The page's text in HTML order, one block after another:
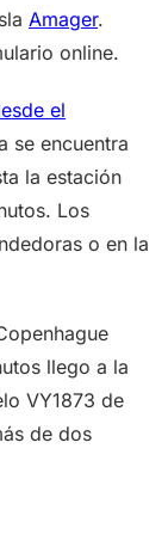
Amager.
online.
el
se encuentra
la estación
Los
o en la
llego a la
VY1873 de
de dos